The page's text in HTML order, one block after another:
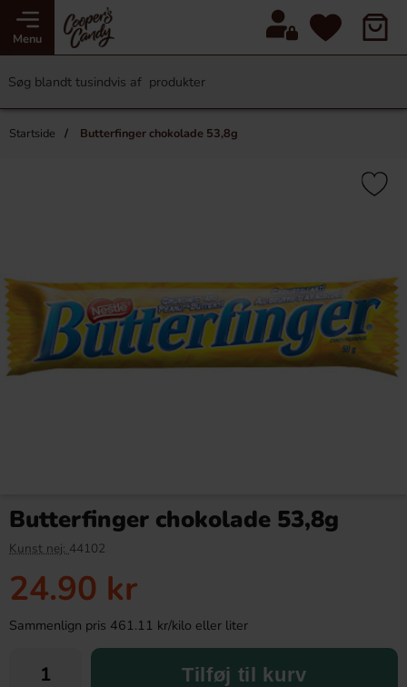
Menu
Startside Butterfinger chokolade 53,8g
Butterfinger chokolade 53,8g
Kunst nej: 44102
24.90 kr
Sammenlign pris 461.11 kr/kilo eller liter
Tilføj til kurv